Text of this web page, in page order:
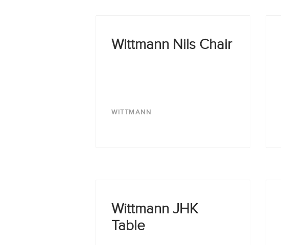
Wittmann Nils Chair
WITTMANN
Wittmann JHK
Table